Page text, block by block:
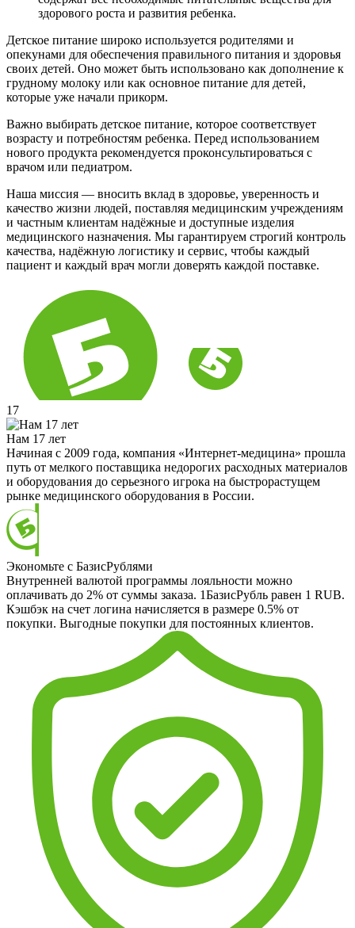
здорового роста и развития ребенка.
Детское питание широко используется родителями и
опекунами для обеспечения правильного питания и здоровья
своих детей. Оно может быть использовано как дополнение к
грудному молоку или как основное питание для детей,
которые уже начали прикорм.
Важно выбирать детское питание, которое соответствует
возрасту и потребностям ребенка. Перед использованием
нового продукта рекомендуется проконсультироваться с
врачом или педиатром.
Наша миссия — вносить вклад в здоровье, уверенность и
качество жизни людей, поставляя медицинским учреждениям
и частным клиентам надёжные и доступные изделия
медицинского назначения. Мы гарантируем строгий контроль
качества, надёжную логистику и сервис, чтобы каждый
пациент и каждый врач могли доверять каждой поставке.
17
Нам 17 лет
Начиная с 2009 года, компания «Интернет-медицина» прошла
путь от мелкого поставщика недорогих расходных материалов
и оборудования до серьезного игрока на быстрорастущем
рынке медицинского оборудования в России.
Экономьте с БазисРублями
Внутренней валютой программы лояльности можно
оплачивать до 2% от суммы заказа. 1БазисРубль равен 1 RUB.
Кэшбэк на счет логина начисляется в размере 0.5% от
покупки. Выгодные покупки для постоянных клиентов.